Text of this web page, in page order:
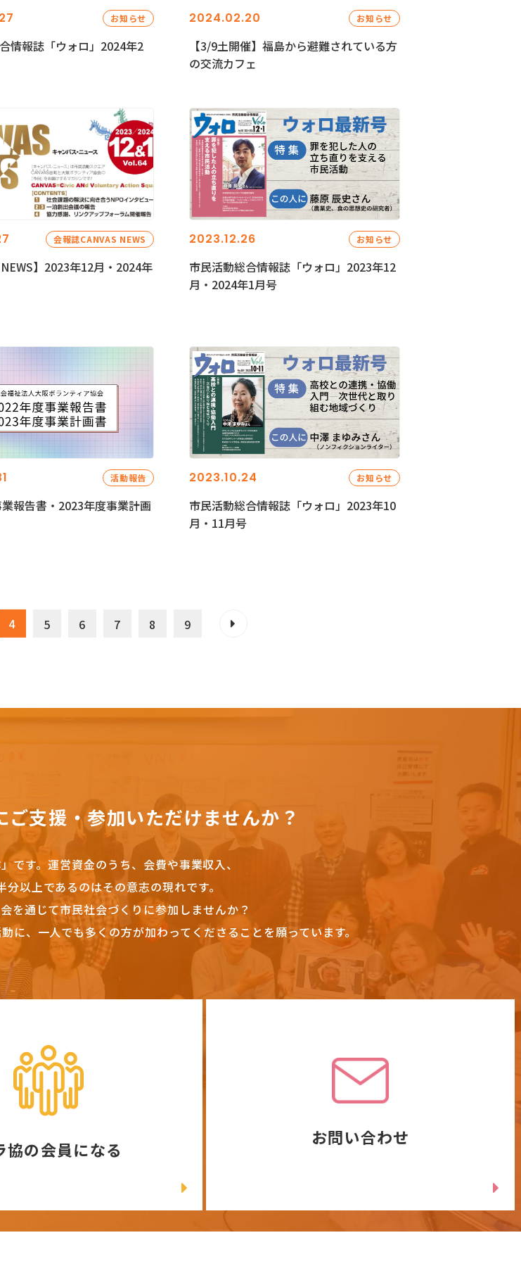
お知らせ
情報誌「ウォロ」2024年2
2024.02.20 お知らせ
【3/9土開催】福島から避難されている方
の交流カフェ
会報誌CANVAS NEWS
NEWS】2023年12月・2024年
2023.12.26 お知らせ
市民活動総合情報誌「ウォロ」2023年12
月・2024年1月号
活動報告
報告書・2023年度事業計画
2023.10.24 お知らせ
市民活動総合情報誌「ウォロ」2023年10
月・11月号
4 5 6 7 8 9
ご支援・参加いただけませんか？
です。 運営資金のうち、会費や事業収入、
以上であるのはその意志の現れです。
を通じて市民社会づくりに参加しませんか？
に、一人でも多くの方が加わってくださることを願っています。
協の会員になる
お問い合わせ